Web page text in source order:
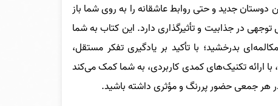
جدید و حتی روابط عاشقانه را به روی شما باز
در جذابیت و تأثیرگذاری دارد. این کتاب به شما
بدرخشید؛ با تأکید بر یادگیری تفکر مستقل،
ارائه تکنیک‌های کمدی کاربردی، به شما کمک می‌کند
در هر جمعی حضور پررنگ و مؤثری داشته باشید.